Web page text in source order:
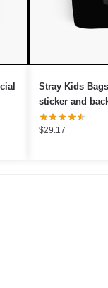
Stray Kids
sticker and
$29.17